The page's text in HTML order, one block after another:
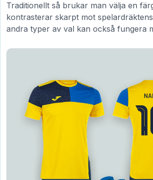
Traditionellt så brukar man välja en
kontrasterar skarpt mot
andra typer av val kan också fungera